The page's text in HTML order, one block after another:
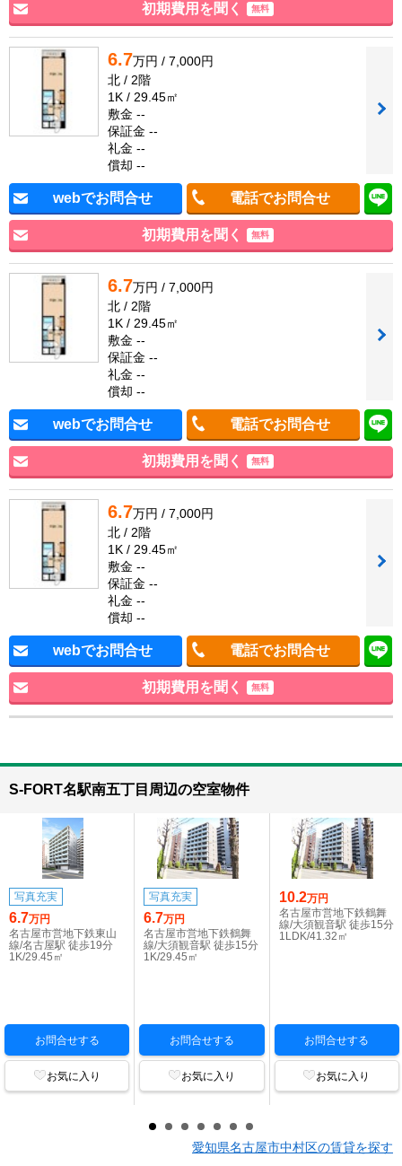
初期費用を聞く 無料
6.7万円 / 7,000円
北 / 2階
1K / 29.45㎡
敷金 --
保証金 --
礼金 --
償却 --
webでお問合せ 電話でお問合せ
初期費用を聞く 無料
6.7万円 / 7,000円
北 / 2階
1K / 29.45㎡
敷金 --
保証金 --
礼金 --
償却 --
webでお問合せ 電話でお問合せ
初期費用を聞く 無料
6.7万円 / 7,000円
北 / 2階
1K / 29.45㎡
敷金 --
保証金 --
礼金 --
償却 --
webでお問合せ 電話でお問合せ
初期費用を聞く 無料
S-FORT名駅南五丁目周辺の空室物件
写真充実
6.7万円
名古屋市営地下鉄東山
線/名古屋駅 徒歩19分
1K/29.45㎡
お問合せする
お気に入り
写真充実
6.7万円
名古屋市営地下鉄鶴舞
線/大須観音駅 徒歩15分
1K/29.45㎡
お問合せする
お気に入り
10.2万円
名古屋市営地下鉄鶴舞
線/大須観音駅 徒歩15分
1LDK/41.32㎡
お問合せする
お気に入り
愛知県名古屋市中村区の賃貸を探す